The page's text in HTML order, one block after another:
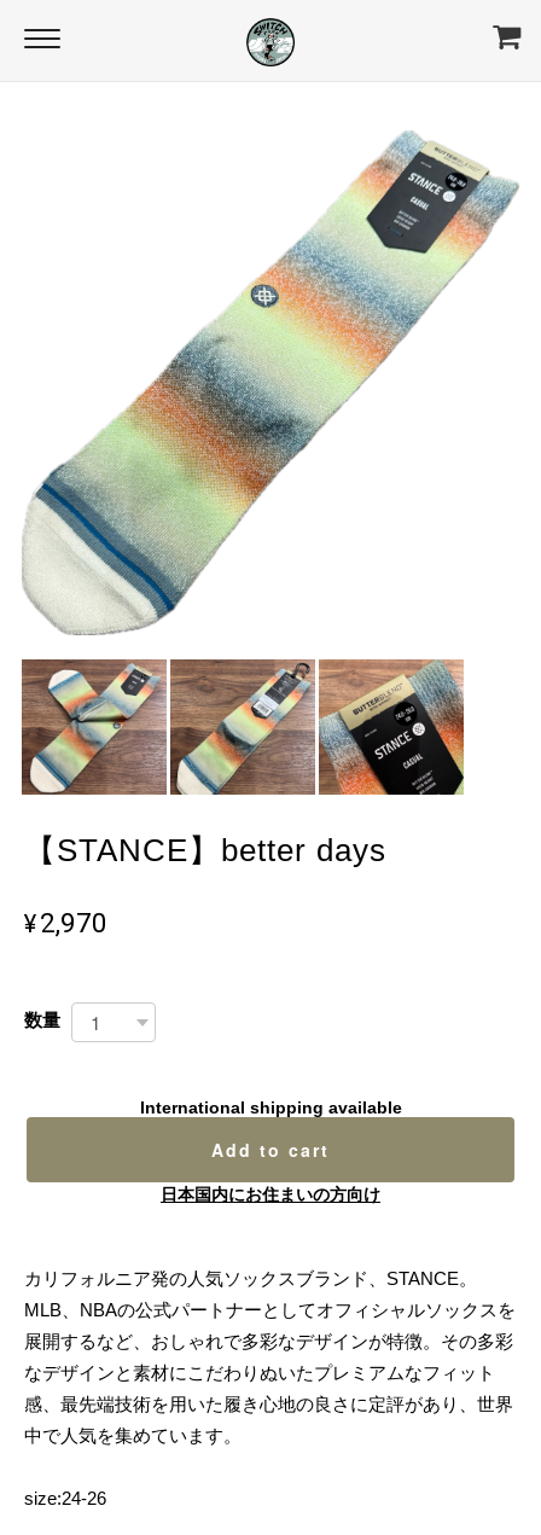
【STANCE】better days
¥2,970
数量
International shipping available
Add to cart
日本国内にお住まいの方向け
カリフォルニア発の人気ソックスブランド、STANCE。
MLB、NBAの公式パートナーとしてオフィシャルソックスを
展開するなど、おしゃれで多彩なデザインが特徴。その多彩
なデザインと素材にこだわりぬいたプレミアムなフィット
感、最先端技術を用いた履き心地の良さに定評があり、世界
中で人気を集めています。
size:24-26